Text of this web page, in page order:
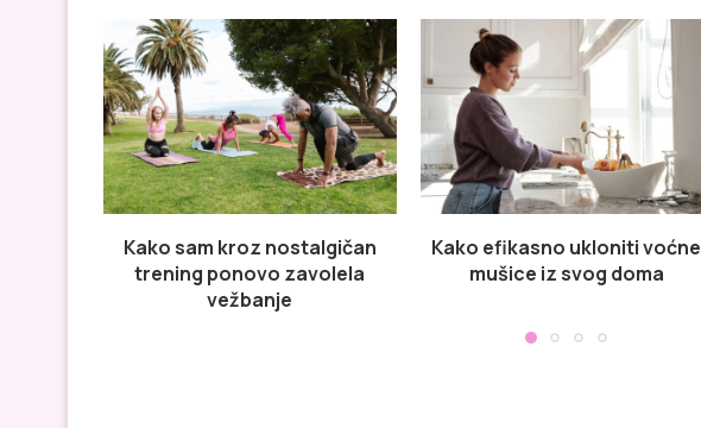
Kako sam kroz nostalgičan
trening ponovo zavolela
vežbanje
Kako efikasno ukloniti voćne
mušice iz svog doma